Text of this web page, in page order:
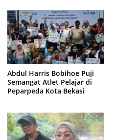
Abdul Harris Bobihoe Puji
Semangat Atlet Pelajar di
Peparpeda Kota Bekasi